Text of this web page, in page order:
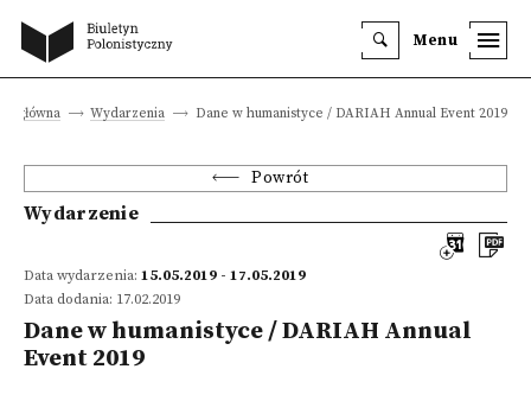
Menu
główna Wydarzenia Dane w humanistyce / DARIAH Annual Event 2019
Powrót
Wydarzenie
Data wydarzenia: 15.05.2019 - 17.05.2019
Data dodania: 17.02.2019
Dane w humanistyce / DARIAH Annual
Event 2019